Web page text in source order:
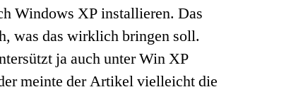
Windows XP installieren. Das
was das wirklich bringen soll.
ja auch unter Win XP
meinte der Artikel vielleicht die